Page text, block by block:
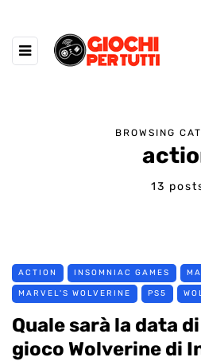
BROWSING
13
ACTION INSOMNIAC GAMES
MARVEL'S WOLVERINE PS5
Quale sarà la data
gioco Wolverine di